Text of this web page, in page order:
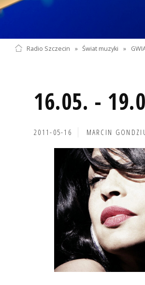
Radio Szczecin » Świat muzyki »
16.05. -
2011-05-16 MARCIN